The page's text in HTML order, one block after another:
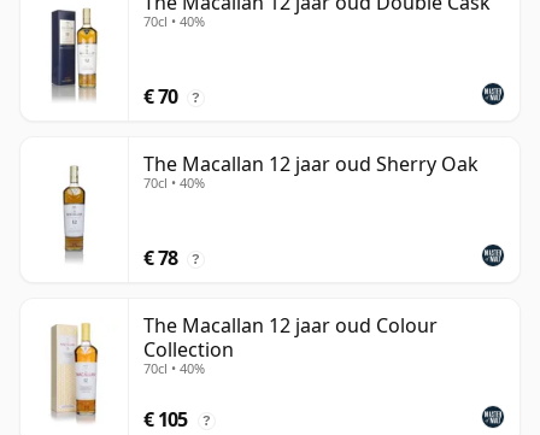
70cl • 40%
€ 70 ?
The Macallan 12 jaar oud Sherry Oak
70cl • 40%
€ 78 ?
The Macallan 12 jaar oud Colour
Collection
70cl • 40%
€ 105 ?